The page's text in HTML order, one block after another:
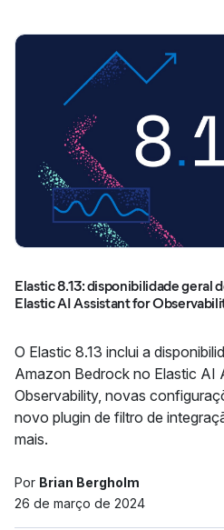
Elastic 8.13: disponibilidade geral
Elastic AI Assistant for
O Elastic 8.13 inclui a
Amazon Bedrock no Elastic AI
Observability, novas
novo plugin de filtro de
mais.
Por Brian Bergholm
26 de março de 2024